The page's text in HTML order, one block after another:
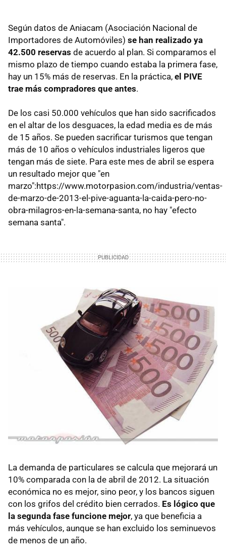
Según datos de Aniacam (Asociación Nacional de
Importadores de Automóviles) se han realizado ya
42.500 reservas de acuerdo al plan. Si comparamos el
mismo plazo de tiempo cuando estaba la primera fase,
hay un 15% más de reservas. En la práctica, el PIVE
trae más compradores que antes.
De los casi 50.000 vehículos que han sido sacrificados
en el altar de los desguaces, la edad media es de más
de 15 años. Se pueden sacrificar turismos que tengan
más de 10 años o vehículos industriales ligeros que
tengan más de siete. Para este mes de abril se espera
un resultado mejor que "en
marzo":https://www.motorpasion.com/industria/ventas-
de-marzo-de-2013-el-pive-aguanta-la-caida-pero-no-
obra-milagros-en-la-semana-santa, no hay "efecto
semana santa".
La demanda de particulares se calcula que mejorará un
10% comparada con la de abril de 2012. La situación
económica no es mejor, sino peor, y los bancos siguen
con los grifos del crédito bien cerrados. Es lógico que
la segunda fase funcione mejor, ya que beneficia a
más vehículos, aunque se han excluido los seminuevos
de menos de un año.